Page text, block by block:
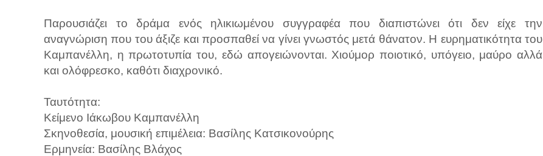
Παρουσιάζει το δράμα ενός ηλικιωμένου συγγραφέα που διαπιστώνει ότι δεν είχε την
αναγνώριση που του άξιζε και προσπαθεί να γίνει γνωστός μετά θάνατον. Η ευρηματικότητα του
Καμπανέλλη, η πρωτοτυπία του, εδώ απογειώνονται. Χιούμορ ποιοτικό, υπόγειο, μαύρο αλλά
και ολόφρεσκο, καθότι διαχρονικό.
Ταυτότητα:
Κείμενο Ιάκωβου Καμπανέλλη
Σκηνοθεσία, μουσική επιμέλεια: Βασίλης Κατσικονούρης
Ερμηνεία: Βασίλης Βλάχος